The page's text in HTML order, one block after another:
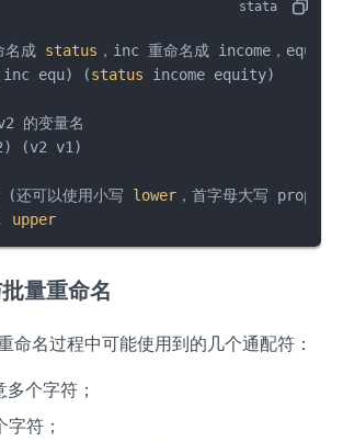
成 status
equ) (status income equity)
(v2 v1)
还可以使用小写 lower
upper
量重命名
命名过程中可能使用到的几个通配符：
多个字符；
字符；